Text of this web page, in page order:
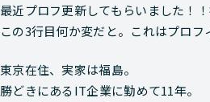
最近プロフ更新してもらいました！
この3行目何か変だと。これはプロフ
東京在住、実家は福島。
勝どきにあるIT企業に勤めて11年。